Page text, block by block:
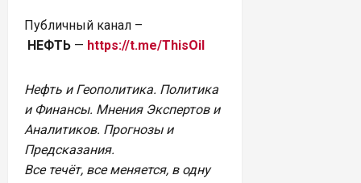
Публичный канал –
НЕФТЬ — https://t.me/ThisOil
Нефть и Геополитика. Политика
и Финансы. Мнения Экспертов и
Аналитиков. Прогнозы и
Предсказания.
Все течёт, все меняется, в одну